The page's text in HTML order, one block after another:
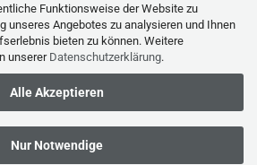
Funktionsweise der Website zu
unseres Angebotes zu analysieren und Ihnen
bieten zu können. Weitere
unserer Datenschutzerklärung.
Alle Akzeptieren
Nur Notwendige